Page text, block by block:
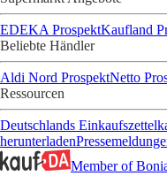
EDEKA ProspektKaufland
Beliebte Händler
Aldi Nord ProspektNetto
Ressourcen
Deutschlands Einkaufszettel
herunterladen
Member of